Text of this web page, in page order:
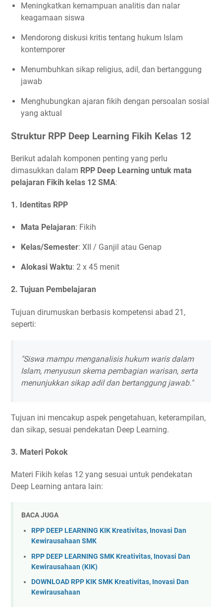
Meningkatkan kemampuan analitis dan nalar
keagamaan siswa
Mendorong diskusi kritis tentang hukum Islam
kontemporer
Menumbuhkan sikap religius, adil, dan bertanggung
jawab
Menghubungkan ajaran fikih dengan persoalan sosial
yang aktual
Struktur RPP Deep Learning Fikih Kelas 12
Berikut adalah komponen penting yang perlu
dimasukkan dalam RPP Deep Learning untuk mata
pelajaran Fikih kelas 12 SMA:
1. Identitas RPP
Mata Pelajaran: Fikih
Kelas/Semester: XII / Ganjil atau Genap
Alokasi Waktu: 2 x 45 menit
2. Tujuan Pembelajaran
Tujuan dirumuskan berbasis kompetensi abad 21,
seperti:
"Siswa mampu menganalisis hukum waris dalam
Islam, menyusun skema pembagian warisan, serta
menunjukkan sikap adil dan bertanggung jawab."
Tujuan ini mencakup aspek pengetahuan, keterampilan,
dan sikap, sesuai pendekatan Deep Learning.
3. Materi Pokok
Materi Fikih kelas 12 yang sesuai untuk pendekatan
Deep Learning antara lain:
BACA JUGA
RPP DEEP LEARNING KIK Kreativitas, Inovasi Dan
Kewirausahaan SMK
RPP DEEP LEARNING SMK Kreativitas, Inovasi Dan
Kewirausahaan (KIK)
DOWNLOAD RPP KIK SMK Kreativitas, Inovasi Dan
Kewirausahaan